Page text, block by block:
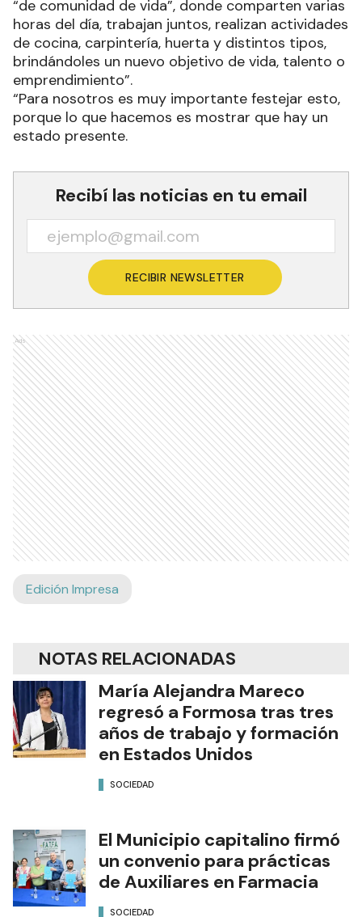
“de comunidad de vida”, donde comparten varias
horas del día, trabajan juntos, realizan actividades
de cocina, carpintería, huerta y distintos tipos,
brindándoles un nuevo objetivo de vida, talento o
emprendimiento”.
“Para nosotros es muy importante festejar esto,
porque lo que hacemos es mostrar que hay un
estado presente.
Recibí las noticias en tu email
RECIBIR NEWSLETTER
Ads
Edición Impresa
NOTAS RELACIONADAS
María Alejandra Mareco
regresó a Formosa tras tres
años de trabajo y formación
en Estados Unidos
SOCIEDAD
El Municipio capitalino firmó
un convenio para prácticas
de Auxiliares en Farmacia
SOCIEDAD